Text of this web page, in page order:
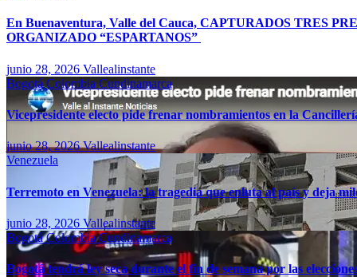
En Buenaventura, Valle del Cauca, CAPTURADOS TRES
ORGANIZADO “ESPARTANOS”
junio 28, 2026 Vallealinstante
BogotáColombia Cundinamarca
Vicepresidente electo pide frenar nombramientos en la
junio 28, 2026Vallealinstante
Venezuela
Terremoto en Venezuela: la tragedia que enluta al país y deja
junio 28, 2026 Vallealinstante
BogotáColombiaCundinamarca
Bogotá tendrá ley seca durante el fin de semana por las